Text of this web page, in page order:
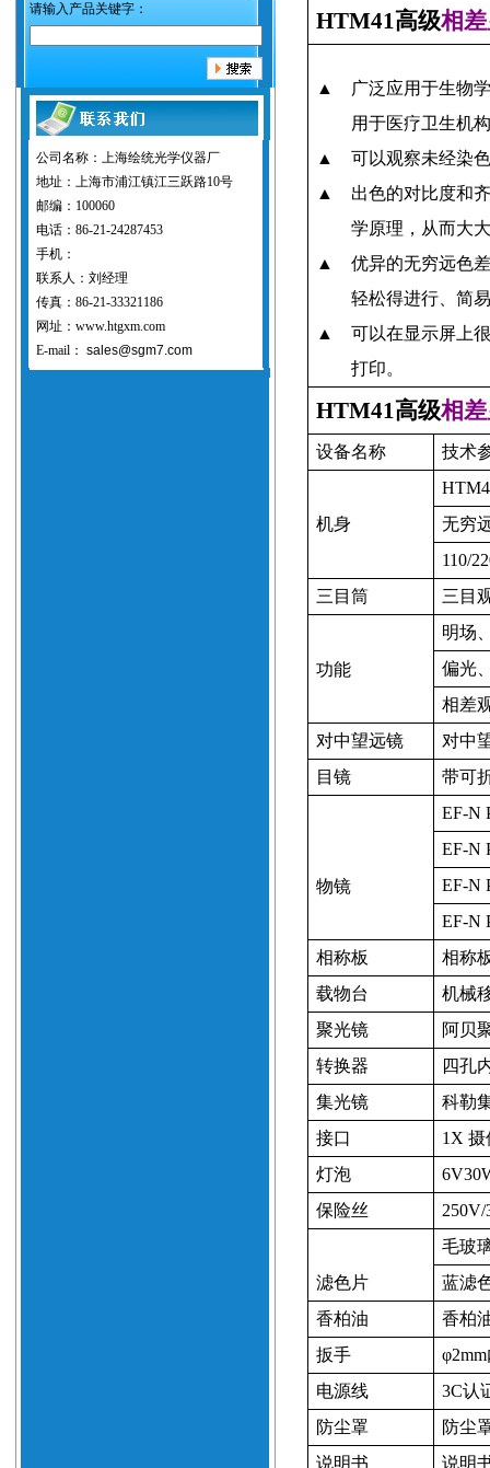
请输入产品关键字：
公司名称：上海绘统光学仪器厂
地址：上海市浦江镇江三跃路10号
邮编：100060
电话：86-21-24287453
手机：
联系人：刘经理
传真：86-21-33321186
网址：www.htgxm.com
E-mail： sales@sgm7.com
HTM41高级相
▲
广泛应用于生物
用于医疗卫生机
▲
可以观察未经染
▲
出色的对比度和
学原理，从而大
▲
优异的无穷远色
轻松得进行、简
▲
可以在显示屏上
打印。
HTM41高级相
设备名称 技术
机身
无穷
110/
三目筒
三目
功能
明场
偏光
相差
对中望远镜
对中
目镜
带可
物镜
EF-N
EF-N
EF-N
EF-N
相称板
相称
载物台
机械
聚光镜
阿贝
转换器
四孔
集光镜
科勒
接口
1X摄
灯泡
保险丝
250V/
滤色片
毛玻
蓝滤
香柏油
香柏
扳手
φ2mm
电源线
3C认
防尘罩
防尘
说明书
说明